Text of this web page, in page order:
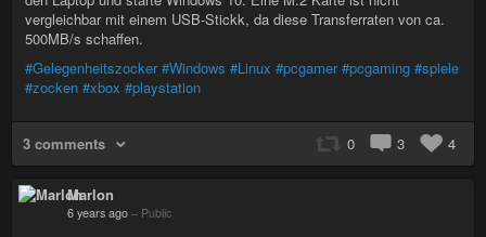
vergleichbar mit einem USB-Stickk, da diese Transferraten von ca.
500MB/s schaffen.
#Gelegenheitszocker #Windows #Linux #pcgamer #pcgaming #spiele
#zocken #xbox #playstation
3 comments 0 3 4
Marlon
6 years ago – Public